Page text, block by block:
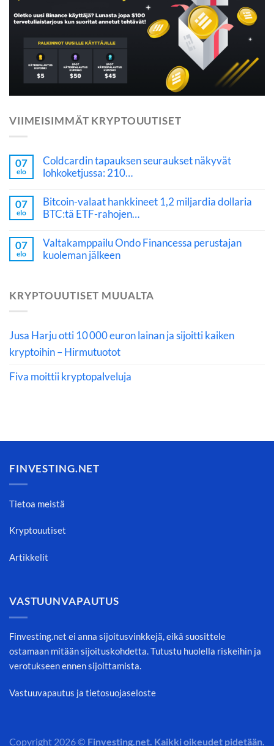
VIIMEISIMMÄT KRYPTOUUTISET
07
elo
Coldcardin tapauksen seuraukset näkyvät
lohkoketjussa: 210…
07
elo
Bitcoin-valaat hankkineet 1,2 miljardia dollaria
BTC:tä ETF-rahojen…
07
elo
Valtakamppailu Ondo Financessa perustajan
kuoleman jälkeen
KRYPTOUUTISET MUUALTA
Jusa Harju otti 10 000 euron lainan ja sijoitti kaiken
kryptoihin – Hirmutuotot
Fiva moittii kryptopalveluja
FINVESTING.NET
Tietoa meistä
Kryptouutiset
Artikkelit
VASTUUNVAPAUTUS
Finvesting.net ei anna sijoitusvinkkejä, eikä suosittele
ostamaan mitään sijoituskohdetta. Tutustu huolella riskeihin ja
verotukseen ennen sijoittamista.
Vastuuvapautus ja tietosuojaseloste
Copyright 2026 © Finvesting.net. Kaikki oikeudet pidetään.